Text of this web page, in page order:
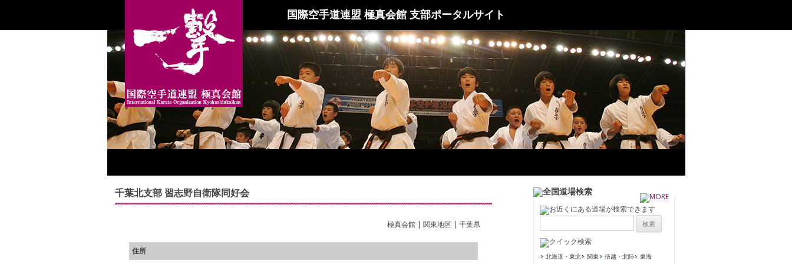
国際空手道連盟 極真会館 支部ポータルサイト
千葉北支部 習志野自衛隊同好会
極真会館 | 関東地区 | 千葉県
住所
北海道・東北 関東 信越・北陸 東海